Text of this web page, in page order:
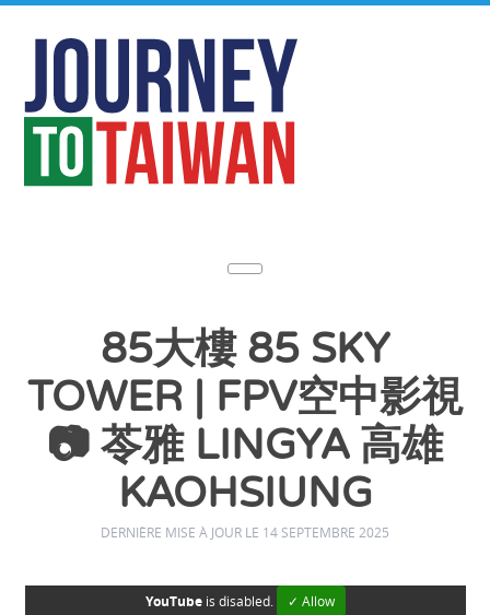
85大樓 85 SKY
TOWER | FPV空中影視
📷 苓雅 LINGYA 高雄
KAOHSIUNG
DERNIÈRE MISE À JOUR LE 14 SEPTEMBRE 2025
YouTubeis disabled. ✓ Allow